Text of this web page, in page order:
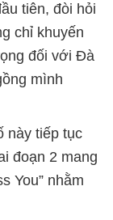
tiên, đòi hỏi
chỉ khuyến
đối với Đà
mình
này tiếp tục
đoạn 2 mang
You” nhằm